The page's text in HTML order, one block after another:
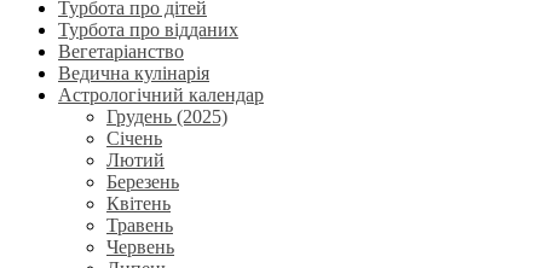
Турбота про дітей
Турбота про відданих
Вегетаріанство
Ведична кулінарія
Астрологічний календар
Грудень (2025)
Січень
Лютий
Березень
Квітень
Травень
Червень